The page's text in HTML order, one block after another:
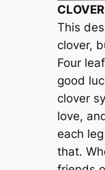
This
clover,
Four
good
clover
love,
each
that.